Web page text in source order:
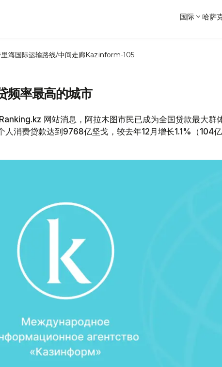
国际 哈萨
海国际运输路线/中间走廊Kazinform-105
频率最高的城市
网站消息，阿拉木图市民已成为全国贷款最大群
人消费贷款达到9768亿坚戈，较去年12月增长1.1%（104